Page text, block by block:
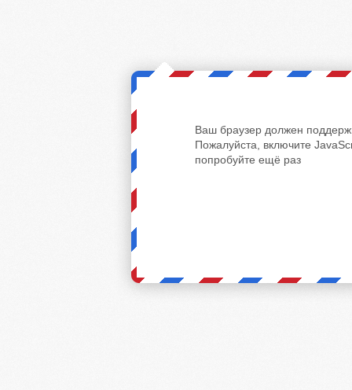
Ваш браузер должен
Пожалуйста, включите
попробуйте ещё раз